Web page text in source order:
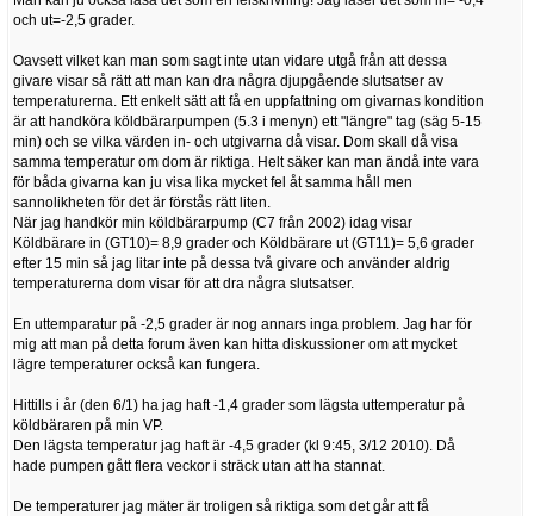
och ut=-2,5 grader.
Oavsett vilket kan man som sagt inte utan vidare utgå från att dessa
givare visar så rätt att man kan dra några djupgående slutsatser av
temperaturerna. Ett enkelt sätt att få en uppfattning om givarnas kondition
är att handköra köldbärarpumpen (5.3 i menyn) ett "längre" tag (säg 5-15
min) och se vilka värden in- och utgivarna då visar. Dom skall då visa
samma temperatur om dom är riktiga. Helt säker kan man ändå inte vara
för båda givarna kan ju visa lika mycket fel åt samma håll men
sannolikheten för det är förstås rätt liten.
När jag handkör min köldbärarpump (C7 från 2002) idag visar
Köldbärare in (GT10)= 8,9 grader och Köldbärare ut (GT11)= 5,6 grader
efter 15 min så jag litar inte på dessa två givare och använder aldrig
temperaturerna dom visar för att dra några slutsatser.
En uttemparatur på -2,5 grader är nog annars inga problem. Jag har för
mig att man på detta forum även kan hitta diskussioner om att mycket
lägre temperaturer också kan fungera.
Hittills i år (den 6/1) ha jag haft -1,4 grader som lägsta uttemperatur på
köldbäraren på min VP.
Den lägsta temperatur jag haft är -4,5 grader (kl 9:45, 3/12 2010). Då
hade pumpen gått flera veckor i sträck utan att ha stannat.
De temperaturer jag mäter är troligen så riktiga som det går att få